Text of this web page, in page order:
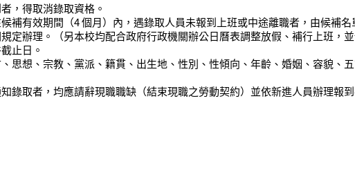
，得取消錄取資格。
補有效期間 （4 個月） 內，遇錄取人員未報到上班或中途離職者，由候補名
定辦理。（另本校均配合政府行政機關辦公日曆表調整放假、補行上班，並
止日。
思想、宗教、黨派、籍貫、出生地、性別、性傾向、年齡、婚姻、容貌、
錄取者，均應請辭現職職缺（結束現職之勞動契約）並依新進人員辦理報